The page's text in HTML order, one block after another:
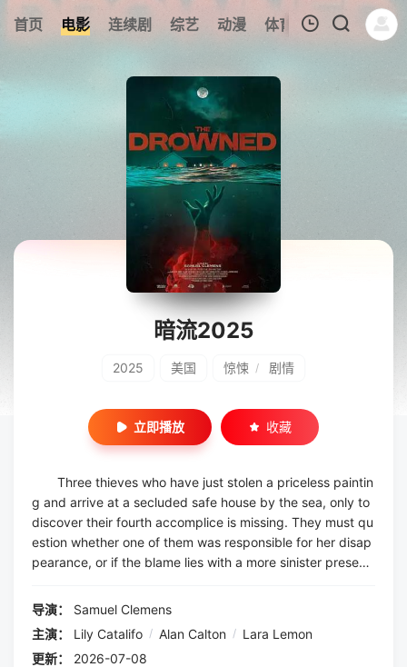
首页 电影 连续剧 综艺 动漫 体育 今日更新
314
热
暂无观看影片的记录
暗流2025
2025 美国 惊悚 / 剧情
立即播放 收藏
Three thieves who have just stolen a priceless paintin
g and arrive at a secluded safe house by the sea, only to
discover their fourth accomplice is missing. They must qu
estion whether one of them was responsible for her disap
pearance, or if the blame lies with a more sinister presenc
导演：
Samuel Clemens
主演：
Lily Catalifo / Alan Calton / Lara Lemon
更新：
2026-07-08